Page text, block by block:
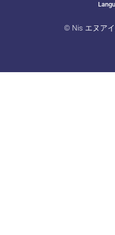
© Nis エヌア